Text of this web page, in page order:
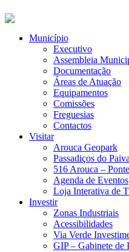
Município
Executivo
Assembleia
Documentação
Áreas de Atuação
Equipamentos
Comissões
Freguesias
Contactos
Visitar
Arouca Geopark
Passadiços do Paiva
516 Arouca –
Agenda de Eventos
Loja Interativa de
Investir
Zonas Industriais
Acessibilidades
Via Verde
GIP – Gabinete de